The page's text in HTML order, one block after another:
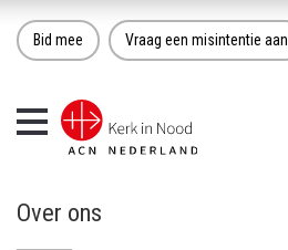
Bid mee Vraag een misintentie aan
Toggle
navigation
Over ons